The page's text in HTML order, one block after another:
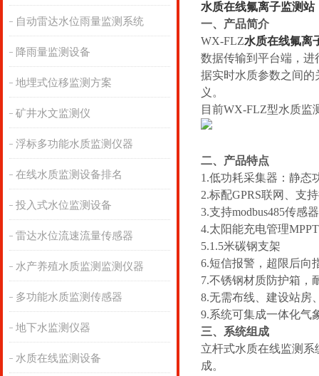
自动雷达水位雨量监测系统
降雨量监测设备
地埋式位移监测方案
矿井水文监测仪
浮标多功能水质监测仪器
在线水质监测设备排名
投入式水位监测设备
雷达水位流速流量传感器
水产养殖水质监测监测仪器
多功能水质监测传感器
地下水监测仪器
水质在线监测设备
水质在线氟离子监测站
一、产品简介
WX-FLZ水质在线氟离
数据传输到平台端，
据实时水质参数之间
义。
目前WX-FLZ型水质监
二、产品特点
1.低功耗采集器：静态
2.标配GPRS联网、支
3.支持modbus485传感
4.太阳能充电管理
5.1.5米碳钢支架
6.短信报警，超限后向
7.不锈钢材质防护箱，
8.无需布线、建设站房
9.系统可集成一体化气
三、系统组成
立杆式水质在线监测
成。